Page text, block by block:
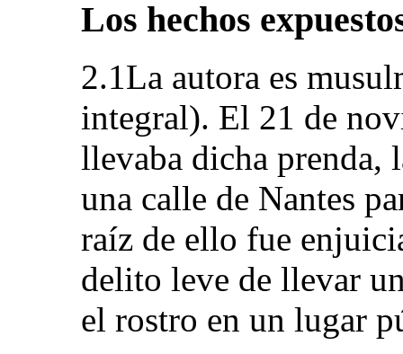
Los hechos
2.1La autora es
integral). El 21 de
llevaba dicha prenda,
una calle de Nantes
raíz de ello fue
delito leve de llevar
el rostro en un lugar